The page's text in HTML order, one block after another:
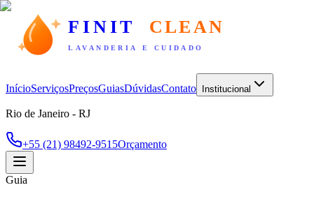
FINIT CLEAN
LAVANDERIA E CUIDADO
InícioServiçosPreçosGuiasDúvidasContato Institucional
Rio de Janeiro - RJ
+55 (21) 98492-9515Orçamento
Guia